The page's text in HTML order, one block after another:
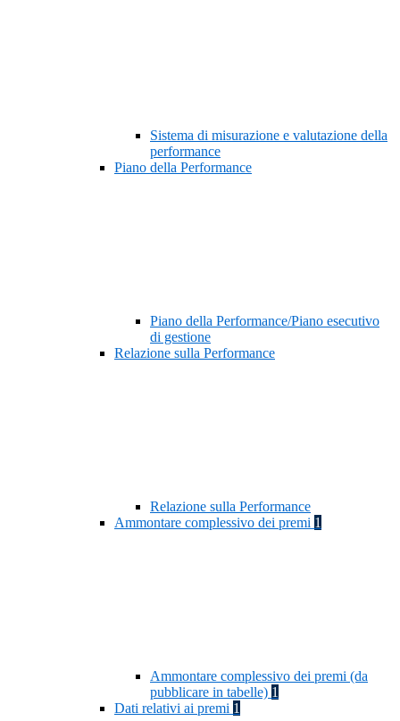
Sistema di misurazione e valutazione della
performance
Piano della Performance
Piano della Performance/Piano esecutivo
di gestione
Relazione sulla Performance
Relazione sulla Performance
Ammontare complessivo dei premi 1
Ammontare complessivo dei premi (da
pubblicare in tabelle) 1
Dati relativi ai premi 1